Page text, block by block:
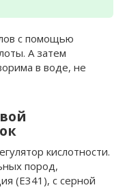
с помощью
А затем
в воде, не
кислотности.
пород,
(E341), с серной